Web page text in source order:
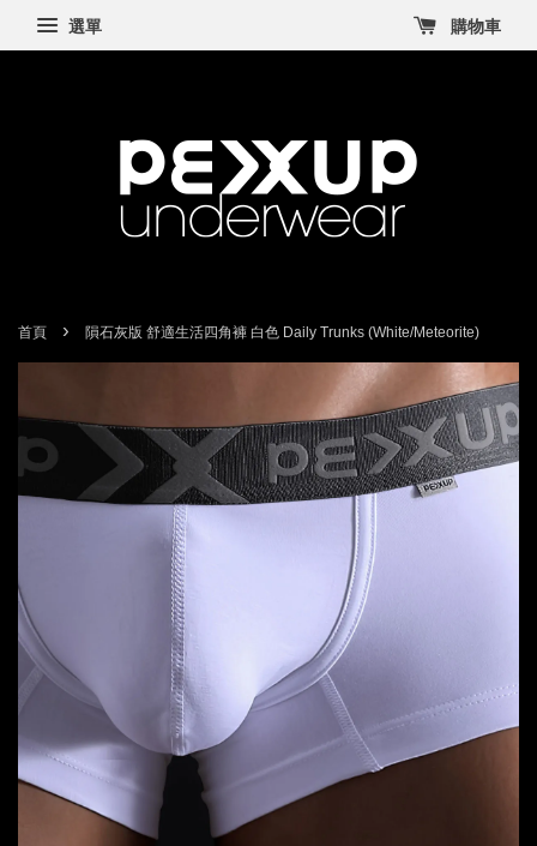
選單 購物車
首頁 › 隕石灰版 舒適生活四角褲 白色 Daily Trunks (White/Meteorite)